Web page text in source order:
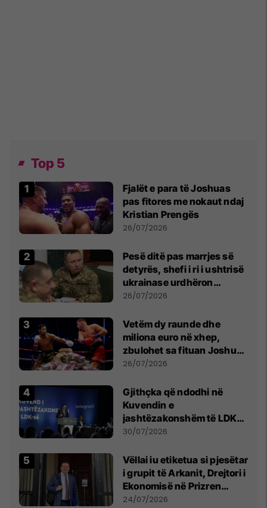
Top 5
Fjalët e para të Joshuas
pas fitores me nokaut ndaj
Kristian Prengës
26/07/2026
Pesë ditë pas marrjes së
detyrës, shefi i ri i ushtrisë
ukrainase urdhëron
kontroll të madh
26/07/2026
Vetëm dy raunde dhe
miliona euro në xhep,
zbulohet sa fituan Joshua
e Prenga
26/07/2026
Gjithçka që ndodhi në
Kuvendin e
jashtëzakonshëm të LDK-
së
30/07/2026
Vëllai iu etiketua si pjesëtar
i grupit të Arkanit, Drejtori i
Ekonomisë në Prizren
mohon pretendimet
24/07/2026